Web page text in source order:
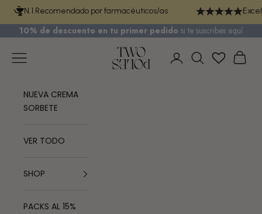
Ir al contenidoN.1 Recomendado por farmacéuticos/as
10% de descuento en tu primer pedido si te suscribes aquí
TWO POLES COSMETICS
Menú
Iniciar sesión
Buscar
NUEVA CREMA
SORBETE
VER TODO
SHOP
PACKS AL 15%